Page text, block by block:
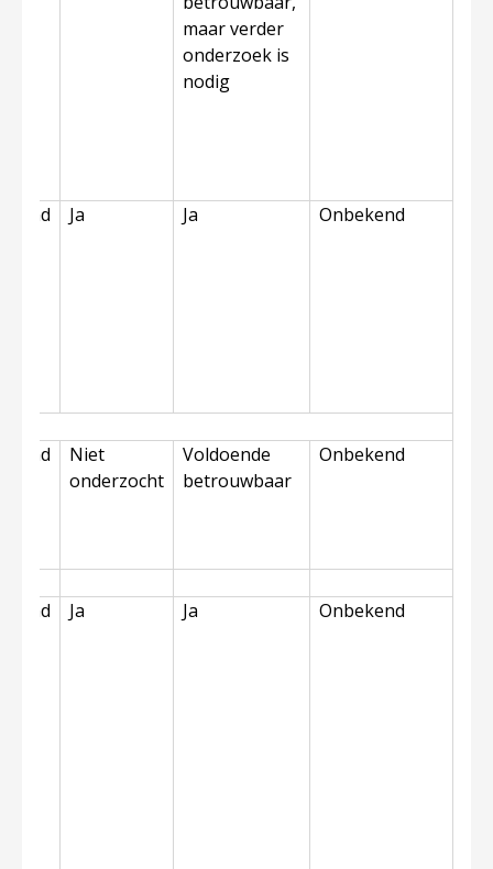
maar verder
onderzoek is
nodig
Ja Ja Onbekend
Niet
onderzocht
Voldoende
betrouwbaar
Onbekend
Ja Ja Onbekend